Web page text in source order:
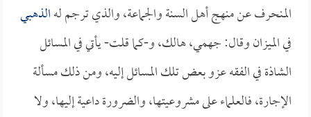
المنحرف عن منهج أهل السنة والجماعة، والذي ترجم لهالذهبي
في الميزان وقال: جهمي، هالك، و-كما قلت- يأتي في المسائل
الشاذة في الفقه عزو بعض تلك المسائل إليه، ومن ذلك مسألة
الإجارة، فالعلماء على مشروعيتها، والضرورة داعية إليها، ولا